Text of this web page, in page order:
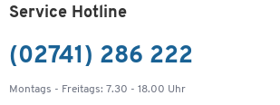
Service Hotline
(02741) 286 222
Montags - Freitags: 7.30 - 18.00 Uhr